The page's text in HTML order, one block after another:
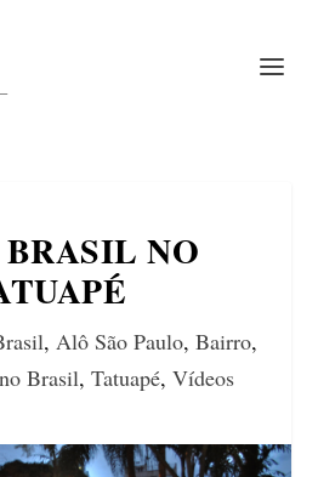
NO
, Alô São Paulo, Bairro,
Brasil, Tatuapé, Vídeos